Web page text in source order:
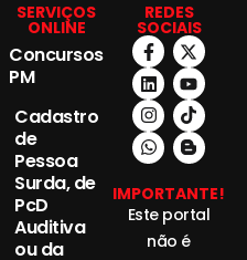
SERVIÇOS
ONLINE
Concursos
PM
Cadastro
de
Pessoa
Surda, de
PcD
Auditiva
ou da
REDES
SOCIAIS
IMPORTANTE!
Este portal
não é